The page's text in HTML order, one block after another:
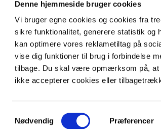
Denne hjemmeside bruger cookies
Vi bruger egne cookies og cookies fra
sikre funktionalitet, generere statistik
kan optimere vores reklametiltag på
vise dig funktioner til brug i forbindelse
tilbage. Du skal være opmærksom på, at
ikke accepterer cookies eller
Samtykkevalg
Nødvendig Præferencer
Persondatapolitik